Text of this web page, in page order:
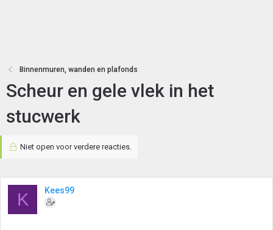
Binnenmuren, wanden en plafonds
Scheur en gele vlek in het
stucwerk
Niet open voor verdere reacties.
K Kees99